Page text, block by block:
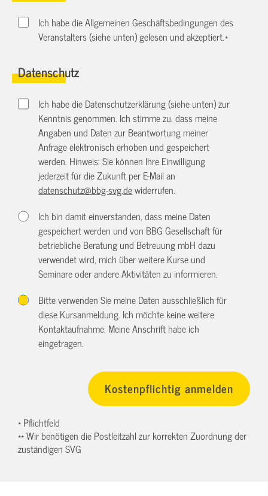
Ich habe die Allgemeinen Geschäftsbedingungen des
Veranstalters (siehe unten) gelesen und akzeptiert.*
Datenschutz
Ich habe die Datenschutzerklärung (siehe unten) zur
Kenntnis genommen. Ich stimme zu, dass meine
Angaben und Daten zur Beantwortung meiner
Anfrage elektronisch erhoben und gespeichert
werden. Hinweis: Sie können Ihre Einwilligung
jederzeit für die Zukunft per E-Mail an
datenschutz@bbg-svg.dewiderrufen.
Ich bin damit einverstanden, dass meine Daten
gespeichert werden und von BBG Gesellschaft für
betriebliche Beratung und Betreuung mbH dazu
verwendet wird, mich über weitere Kurse und
Seminare oder andere Aktivitäten zu informieren.
Bitte verwenden Sie meine Daten ausschließlich für
diese Kursanmeldung. Ich möchte keine weitere
Kontaktaufnahme. Meine Anschrift habe ich
eingetragen.
* Pflichtfeld
** Wir benötigen die Postleitzahl zur korrekten Zuordnung der
zuständigen SVG